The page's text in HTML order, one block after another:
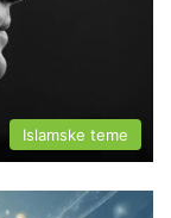
Islamske teme